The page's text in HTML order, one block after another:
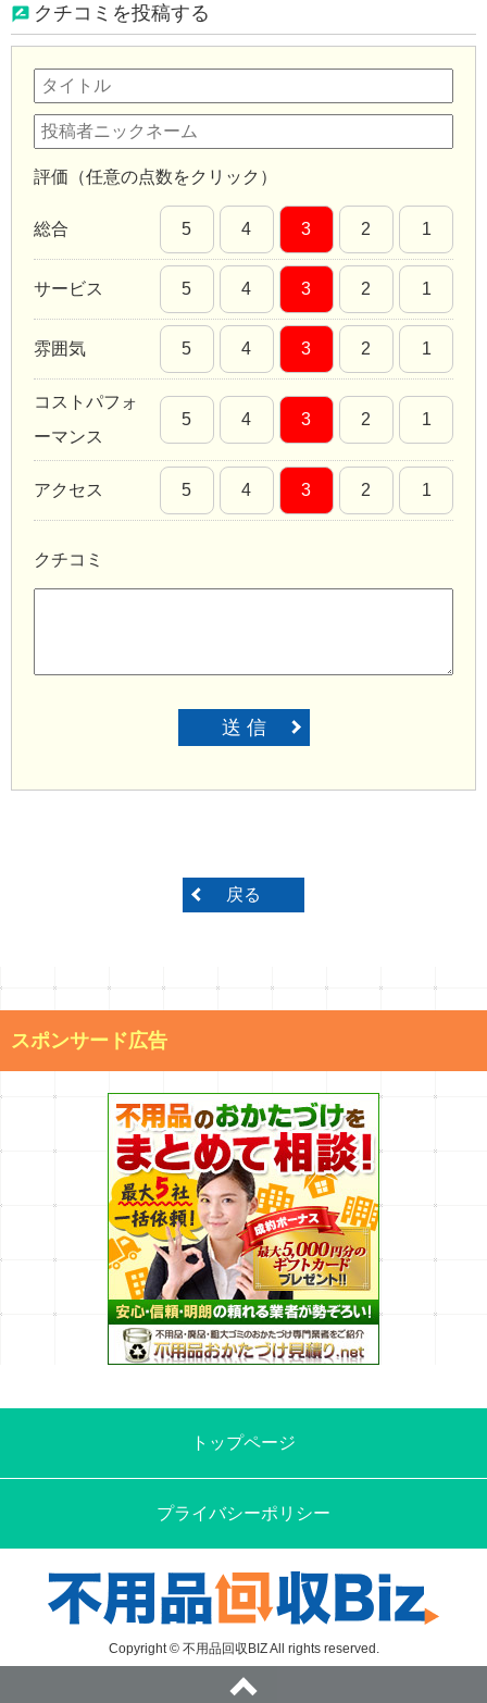
クチコミを投稿する
評価（任意の点数をクリック）
総合 5 4 3 2 1
サービス 5 4 3 2 1
雰囲気 5 4 3 2 1
コストパフォ
ーマンス
5 4 3 2 1
アクセス 5 4 3 2 1
クチコミ
送 信
戻る
スポンサード広告
トップページ
プライバシーポリシー
Copyright © 不用品回収BIZ All rights reserved.